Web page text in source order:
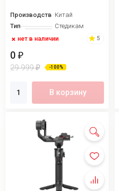
ПроизводствоКитай
Тип
Стедикам
нет в наличии
5
0 ₽
29 999₽ -100%
В корзину